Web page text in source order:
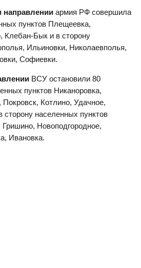
направлении армия РФ совершила
пунктов Плещеевка,
Клебан-Бык и в сторону
Ильиновки, Николаевполья,
Софиевки.
ВСУ остановили 80
пунктов Никаноровка,
Котлино, Удачное,
населенных пунктов
Новоподгородное,
Ивановка.